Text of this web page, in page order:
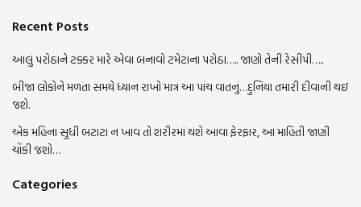
Recent Posts
આલું પરોઠાને ટક્કર મારે એવા બનાવો ટમેટાના પરોઠા….. જાણો તેની રેસીપી…..
બીજા લોકોને મળતા સમયે ધ્યાન રાખો માત્ર આ પાંચ વાતનું…દુનિયા તમારી દીવાની થઇ
જશે.
એક મહિના સુધી બટાટા ન ખાવ તો શરીરમાં થશે આવા ફેરફાર, આ માહિતી જાણી
ચોંકી જશો…
Categories